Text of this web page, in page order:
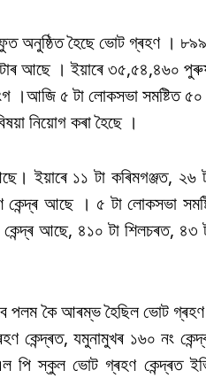
অনুষ্ঠিত হৈছে ভোট গ্ৰহণ ।
আছে । ইয়াৰে ৩৫,৫৪,৪৬০
।আজি ৫ টা লোকসভা সমষ্টিত ৫০
নিয়োগ কৰা হৈছে ।
ইয়াৰে ১১ টা কৰিমগঞ্জত,
আছে । ৫ টা লোকসভা
আছে, ৪১০ টা শিলচৰত,
পলম কৈ আৰম্ভ হৈছিল ভোট
কেন্দ্ৰত, যমুনামুখৰ ১৬০ নং
পি স্কুল ভোট গ্ৰহণ কেন্দ্ৰত